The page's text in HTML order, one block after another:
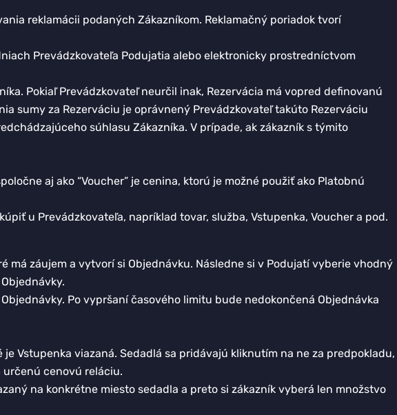
reklamácii podaných Zákazníkom. Reklamačný poriadok tvorí
Prevádzkovateľa Podujatia alebo elektronicky prostredníctvom
Pokiaľ Prevádzkovateľ neurčil inak, Rezervácia má vopred definovanú
sumy za Rezerváciu je oprávnený Prevádzkovateľ takúto Rezerváciu
súhlasu Zákazníka. V prípade, ak zákazník s týmito
aj ako “Voucher” je cenina, ktorú je možné použiť ako Platobnú
u Prevádzkovateľa, napríklad tovar, služba, Vstupenka, Voucher a pod.
má záujem a vytvorí si Objednávku. Následne si v Podujatí vyberie vhodný
Po vypršaní časového limitu bude nedokončená Objednávka
Vstupenka viazaná. Sedadlá sa pridávajú kliknutím na ne za predpokladu,
určenú cenovú reláciu.
na konkrétne miesto sedadla a preto si zákazník vyberá len množstvo